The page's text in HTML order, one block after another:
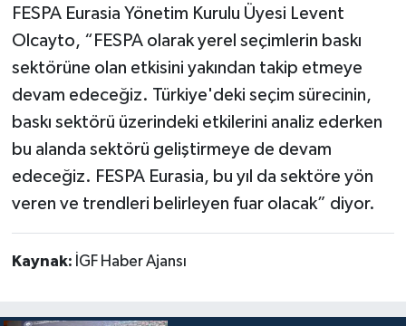
FESPA Eurasia Yönetim Kurulu Üyesi Levent
Olcayto, “FESPA olarak yerel seçimlerin baskı
sektörüne olan etkisini yakından takip etmeye
devam edeceğiz. Türkiye'deki seçim sürecinin,
baskı sektörü üzerindeki etkilerini analiz ederken
bu alanda sektörü geliştirmeye de devam
edeceğiz. FESPA Eurasia, bu yıl da sektöre yön
veren ve trendleri belirleyen fuar olacak” diyor.
Kaynak: İGF Haber Ajansı